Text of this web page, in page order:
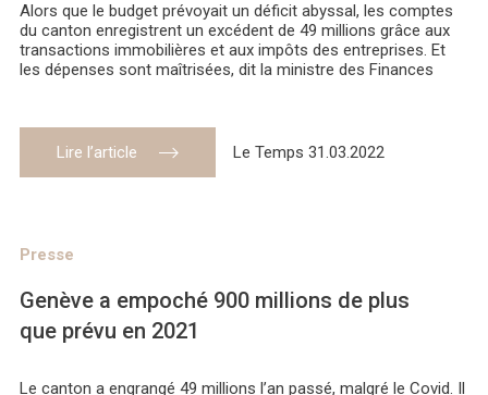
Alors que le budget prévoyait un déficit abyssal, les comptes
du canton enregistrent un excédent de 49 millions grâce aux
transactions immobilières et aux impôts des entreprises. Et
les dépenses sont maîtrisées, dit la ministre des Finances
Lire l’article Le Temps 31.03.2022
Presse
Genève a empoché 900 millions de plus
que prévu en 2021
Le canton a engrangé 49 millions l’an passé, malgré le Covid. Il